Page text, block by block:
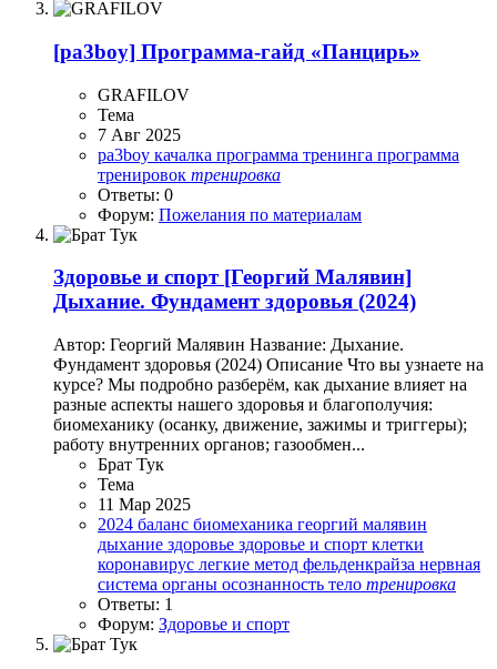
[pa3boy] Программа-гайд «Панцирь»
GRAFILOV
Тема
7 Авг 2025
pa3boy качалка программа тренинга программа
тренировок тренировка
Ответы: 0
Форум: Пожелания по материалам
Здоровье и спорт [Георгий Малявин]
Дыхание. Фундамент здоровья (2024)
Автор: Георгий Малявин Название: Дыхание.
Фундамент здоровья (2024) Описание Что вы узнаете на
курсе? Мы подробно разберём, как дыхание влияет на
разные аспекты нашего здоровья и благополучия:
биомеханику (осанку, движение, зажимы и триггеры);
работу внутренних органов; газообмен...
Брат Тук
Тема
11 Мар 2025
2024 баланс биомеханика георгий малявин
дыхание здоровье здоровье и спорт клетки
коронавирус легкие метод фельденкрайза нервная
система органы осознанность тело тренировка
Ответы: 1
Форум: Здоровье и спорт